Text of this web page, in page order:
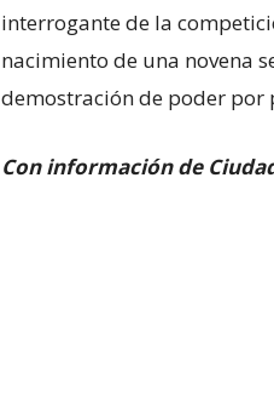
interrogante de la
nacimiento de una novena
demostración de poder por
Con información de